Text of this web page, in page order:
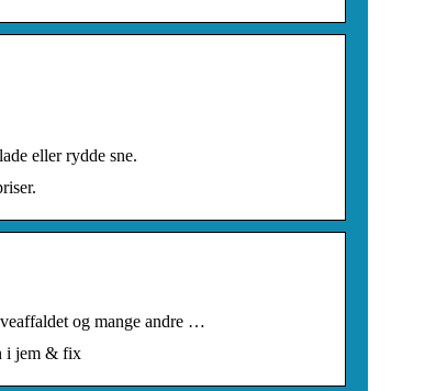
eller rydde sne.
og mange andre …
i jem & fix